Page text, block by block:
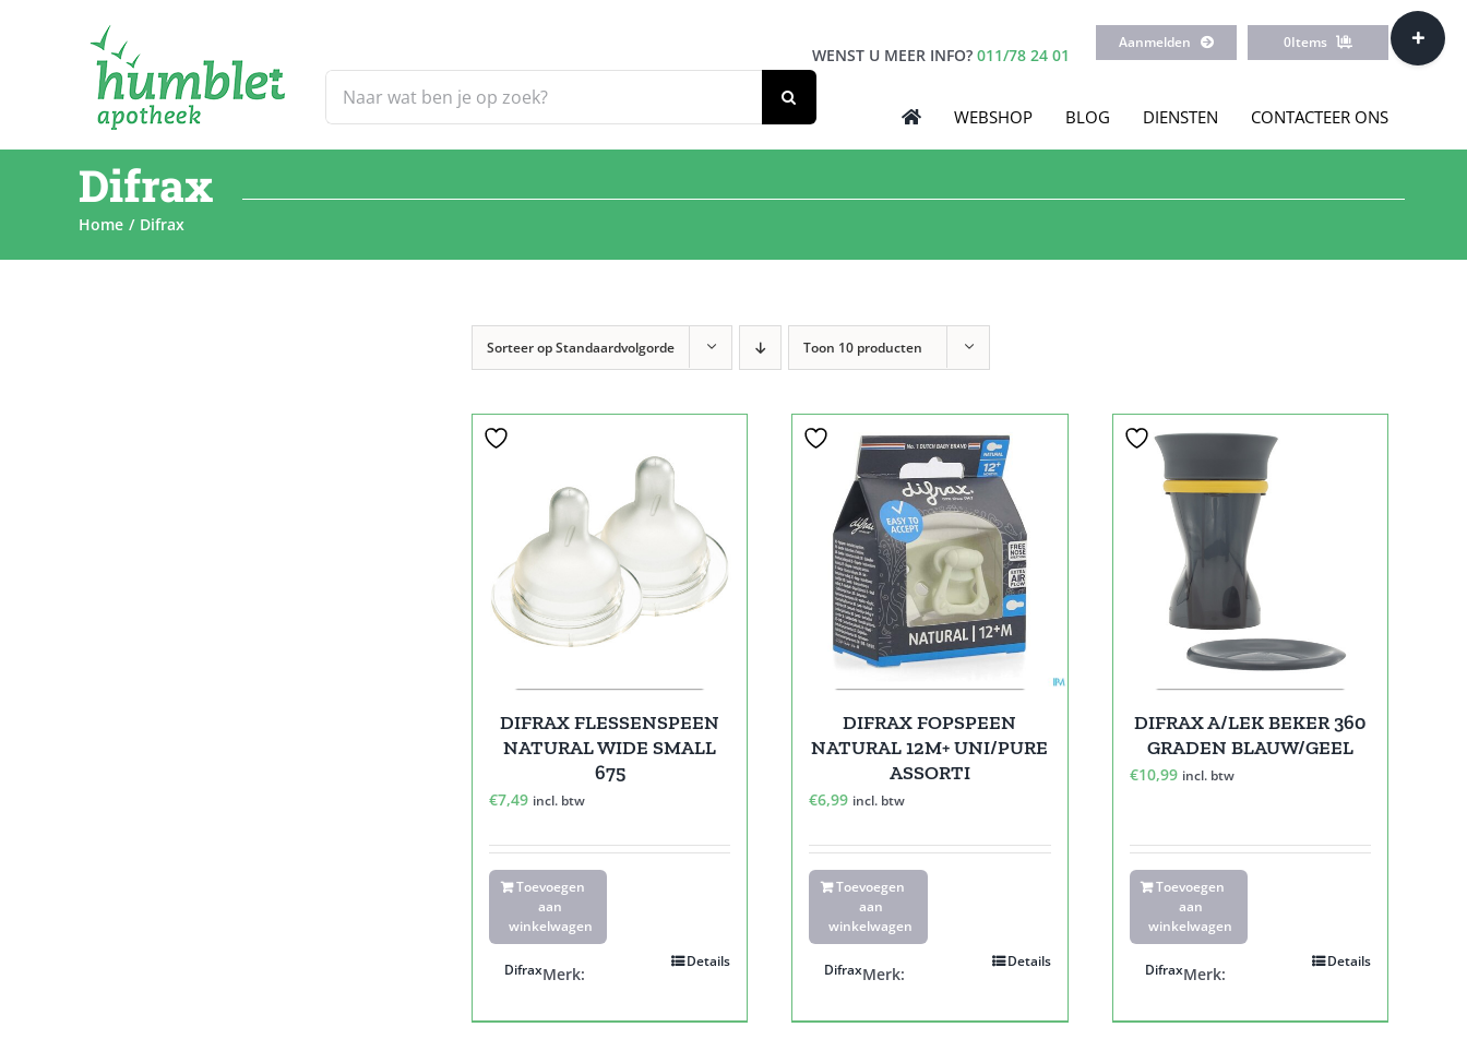
naar:
WENST U MEER INFO? 011/78 24 01
Aanmelden 0Items
WEBSHOP BLOG DIENSTEN CONTACTEER ONS
Difrax
Home Difrax
Sorteer opStandaardvolgorde Toon 10 producten
DIFRAX FLESSENSPEEN
NATURAL WIDE SMALL
675
€7,49 incl. btw
Toevoegen
aan
winkelwagen
Details
Merk:
Difrax
DIFRAX FOPSPEEN
NATURAL 12M+ UNI/PURE
ASSORTI
€6,99 incl. btw
Toevoegen
aan
winkelwagen
Details
Merk:
Difrax
DIFRAX A/LEK BEKER 360
GRADEN BLAUW/GEEL
€10,99 incl. btw
Toevoegen
aan
winkelwagen
Details
Merk:
Difrax
Toggle
Sliding